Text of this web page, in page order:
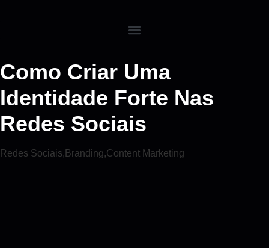
Como Criar Uma
Identidade Forte Nas
Redes Sociais
Redes Sociais, Branding,Content Marketing